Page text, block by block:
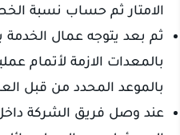
الامتار ثم حساب نسبة
ثم بعد يتوجه عمال الخدمة
بالمعدات الازمة لأتمام
بالموعد المحدد من قبل
عند وصل فريق الشركة